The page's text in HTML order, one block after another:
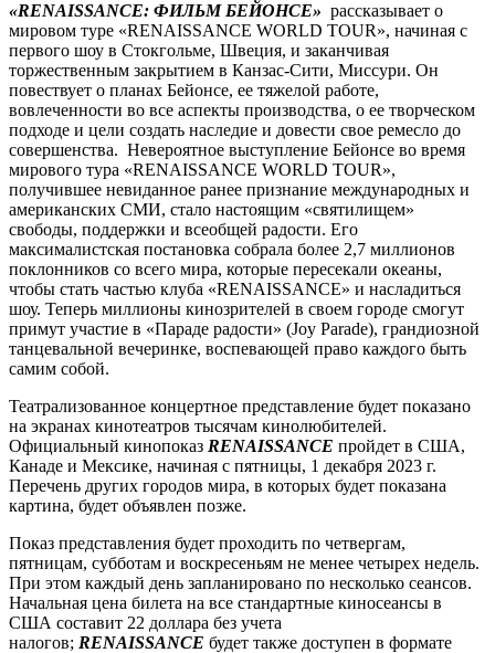
«RENAISSANCE: ФИЛЬМ БЕЙОНСЕ» рассказывает о
мировом туре «RENAISSANCE WORLD TOUR», начиная с
первого шоу в Стокгольме, Швеция, и заканчивая
торжественным закрытием в Канзас-Сити, Миссури. Он
повествует о планах Бейонсе, ее тяжелой работе,
вовлеченности во все аспекты производства, о ее творческом
подходе и цели создать наследие и довести свое ремесло до
совершенства. Невероятное выступление Бейонсе во время
мирового тура «RENAISSANCE WORLD TOUR»,
получившее невиданное ранее признание международных и
американских СМИ, стало настоящим «святилищем»
свободы, поддержки и всеобщей радости. Его
максималистская постановка собрала более 2,7 миллионов
поклонников со всего мира, которые пересекали океаны,
чтобы стать частью клуба «RENAISSANCE» и насладиться
шоу. Теперь миллионы кинозрителей в своем городе смогут
примут участие в «Параде радости» (Joy Parade), грандиозной
танцевальной вечеринке, воспевающей право каждого быть
самим собой.
Театрализованное концертное представление будет показано
на экранах кинотеатров тысячам кинолюбителей.
Официальный кинопоказ RENAISSANCE пройдет в США,
Канаде и Мексике, начиная с пятницы, 1 декабря 2023 г.
Перечень других городов мира, в которых будет показана
картина, будет объявлен позже.
Показ представления будет проходить по четвергам,
пятницам, субботам и воскресеньям не менее четырех недель.
При этом каждый день запланировано по несколько сеансов.
Начальная цена билета на все стандартные киносеансы в
США составит 22 доллара без учета
налогов; RENAISSANCE будет также доступен в формате